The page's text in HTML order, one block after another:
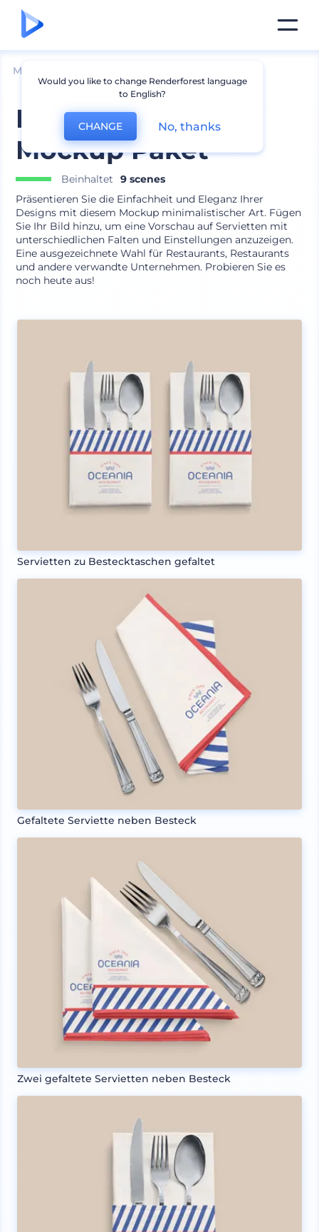
Mockups
Markenservietten
Mockup Paket
Beinhaltet
9 scenes
Präsentieren Sie die Einfachheit und Eleganz Ihrer
Designs mit diesem Mockup minimalistischer Art. Fügen
Sie Ihr Bild hinzu, um eine Vorschau auf Servietten mit
unterschiedlichen Falten und Einstellungen anzuzeigen.
Eine ausgezeichnete Wahl für Restaurants, Restaurants
und andere verwandte Unternehmen. Probieren Sie es
noch heute aus!
Servietten zu Bestecktaschen gefaltet
Gefaltete Serviette neben Besteck
Zwei gefaltete Servietten neben Besteck
Would you like to change Renderforest language
to English?
CHANGE No, thanks